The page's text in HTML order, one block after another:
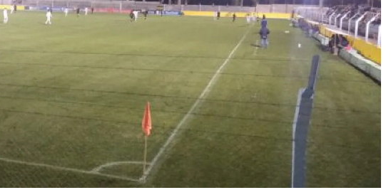
a través del
de Rehabilitación
público y
El Ministerio del Interior, a través del
Instituto Nacional de Rehabilitación
(INR), abrió un llamado público y